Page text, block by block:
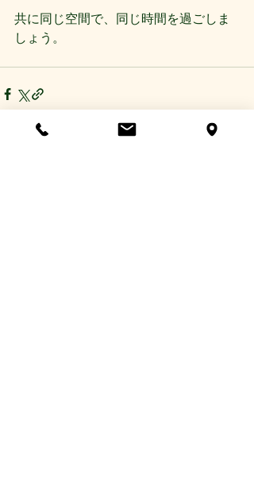
共に同じ空間で、同じ時間を過ごしま
しょう。